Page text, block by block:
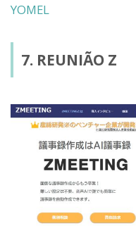
YOMEL
7. REUNIÃO Z